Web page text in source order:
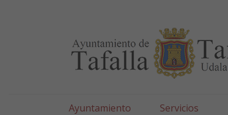
Ayuntamiento Servicios